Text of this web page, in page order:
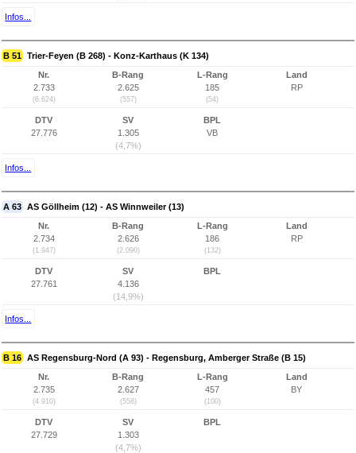
Infos...
B 51 Trier-Feyen (B 268) - Konz-Karthaus (K 134)
Nr.
2.733
(6.624)
B-Rang
2.625
(557)
L-Rang
185
(54)
Land
RP
DTV
27.776
SV
1.305
(4,7%)
BPL
VB
Infos...
A 63 AS Göllheim (12) - AS Winnweiler (13)
Nr.
2.734
(1.947)
B-Rang
2.626
(2.090)
L-Rang
186
(132)
Land
RP
DTV
27.761
SV
4.136
(14,9%)
BPL
Infos...
B 16 AS Regensburg-Nord (A 93) - Regensburg, Amberger Straße (B 15)
Nr.
2.735
(4.910)
B-Rang
2.627
(558)
L-Rang
457
(100)
Land
BY
DTV
27.729
SV
1.303
(4,7%)
BPL